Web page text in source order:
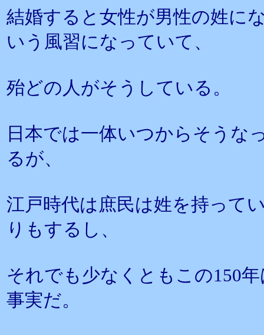
結婚すると女性が男性の姓に
いう風習になっていて、
殆どの人がそうしている。
日本では一体いつからそうな
るが、
江戸時代は庶民は姓を持って
りもするし、
それでも少なくともこの150
事実だ。